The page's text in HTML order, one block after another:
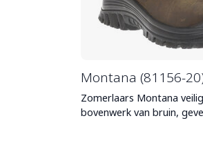
Montana (81156-
Zomerlaars Montana
bovenwerk van bruin,